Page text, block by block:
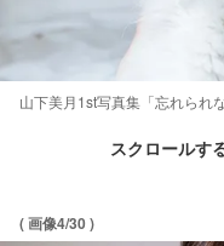
山下美月1st写真集「忘れられ
スクロールす
( 画像4/30 )